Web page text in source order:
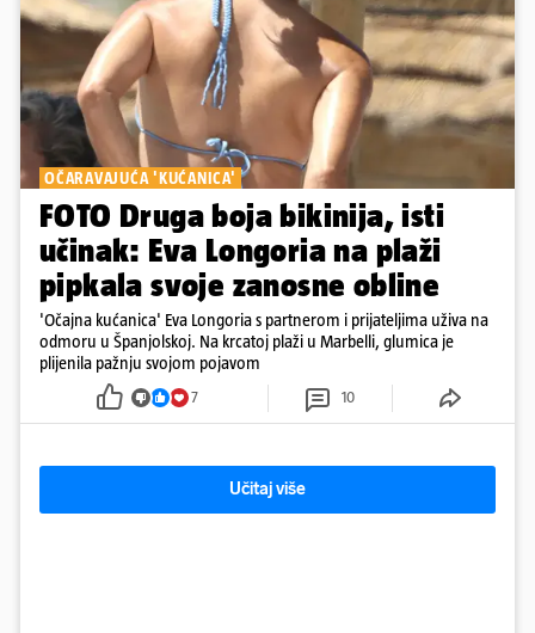
OČARAVAJUĆA 'KUĆANICA'
FOTO Druga boja bikinija, isti
učinak: Eva Longoria na plaži
pipkala svoje zanosne obline
'Očajna kućanica' Eva Longoria s partnerom i prijateljima uživa na
odmoru u Španjolskoj. Na krcatoj plaži u Marbelli, glumica je
plijenila pažnju svojom pojavom
7 10
Učitaj više